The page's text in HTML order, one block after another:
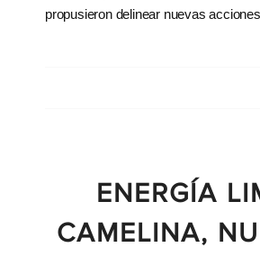
propusieron delinear nuevas
ENERGÍA
CAMELINA,